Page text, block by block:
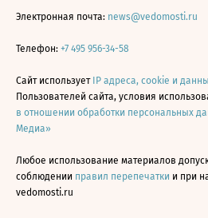
Электронная почта: news@vedomosti.ru
Телефон: +7 495 956-34-58
Сайт использует IP адреса, cookie и
Пользователей сайта, условия
в отношении обработки персональных
Медиа»
Любое использование материалов
соблюдении правил перепечатки и при
vedomosti.ru